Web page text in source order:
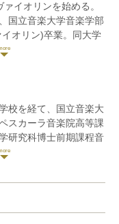
イオリンを始める。
国立音楽大学音楽学部
オリン)卒業。同大学
音楽大学への留学を経
究員、国立音楽大学講
恵子、西田和子、大関
の各氏に、室内
明の各氏に、オーケス
ール 弦楽器部門 一般
校を経て、国立音楽大
スカーラ音楽院高等課
研究科博士前期課程音
士後期課程芸術専攻修
ペラ)勤務。日本大学
演。第60回TIAA全日